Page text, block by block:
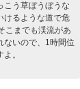
こう草ぼうぼうな
けるような道で危
こまでも渓流があ
ないので、1時間位
。